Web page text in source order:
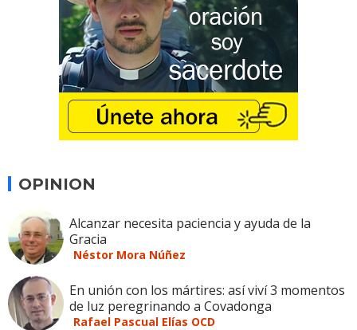
OPINION
Alcanzar necesita paciencia y ayuda de la
Gracia
Néstor Mora Núñez
En unión con los mártires: así viví 3 momentos
de luz peregrinando a Covadonga
Rafael Pascual Elías OCD